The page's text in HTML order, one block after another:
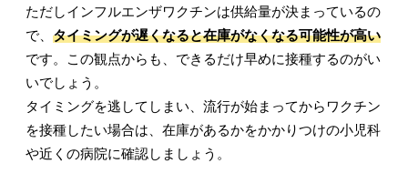
ただしインフルエンザワクチンは供給量が決まっているの
で、 タイミングが遅くなると在庫がなくなる可能性が高い
です。この観点からも、できるだけ早めに接種するのがい
いでしょう。
タイミングを逃してしまい、流行が始まってからワクチン
を接種したい場合は、在庫があるかをかかりつけの小児科
や近くの病院に確認しましょう。